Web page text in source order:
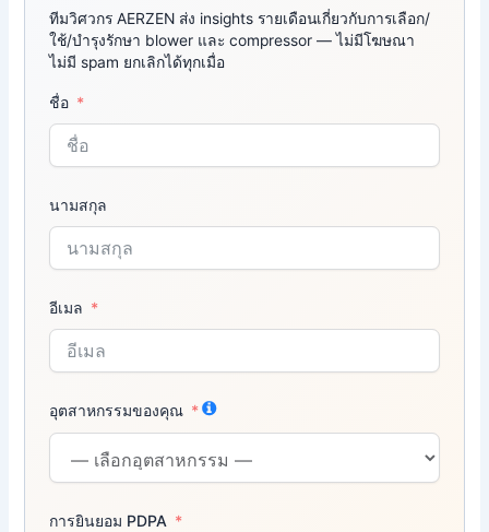
ทีมวิศวกร AERZEN ส่ง insights รายเดือนเกี่ยวกับการเลือก/
ใช้/บำรุงรักษา blower และ compressor — ไม่มีโฆษณา
ไม่มี spam ยกเลิกได้ทุกเมื่อ
ชื่อ
นามสกุล
อีเมล
อุตสาหกรรมของคุณ
การยินยอม PDPA